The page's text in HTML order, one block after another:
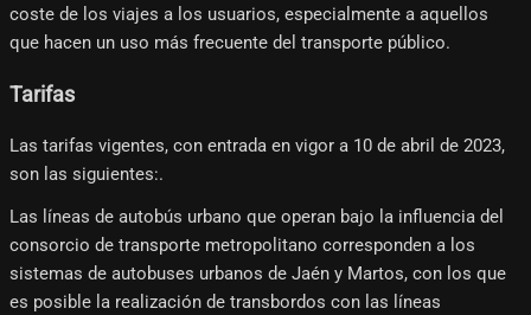
coste de los viajes a los usuarios, especialmente a aquellos
que hacen un uso más frecuente del transporte público.
Tarifas
Las tarifas vigentes, con entrada en vigor a 10 de abril de 2023,
son las siguientes:.
Las líneas de autobús urbano que operan bajo la influencia del
consorcio de transporte metropolitano corresponden a los
sistemas de autobuses urbanos de Jaén y Martos, con los que
es posible la realización de transbordos con las líneas